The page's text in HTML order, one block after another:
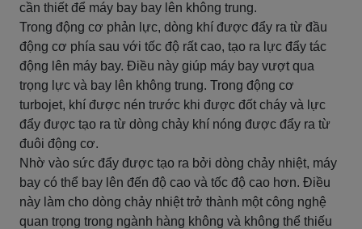
cần thiết để máy bay bay lên không trung.
Trong động cơ phản lực, dòng khí được đẩy ra từ đầu
động cơ phía sau với tốc độ rất cao, tạo ra lực đẩy tác
động lên máy bay. Điều này giúp máy bay vượt qua
trọng lực và bay lên không trung. Trong động cơ
turbojet, khí được nén trước khi được đốt cháy và lực
đẩy được tạo ra từ dòng chảy khí nóng được đẩy ra từ
đuôi động cơ.
Nhờ vào sức đẩy được tạo ra bởi dòng chảy nhiệt, máy
bay có thể bay lên đến độ cao và tốc độ cao hơn. Điều
này làm cho dòng chảy nhiệt trở thành một công nghệ
quan trọng trong ngành hàng không và không thể thiếu